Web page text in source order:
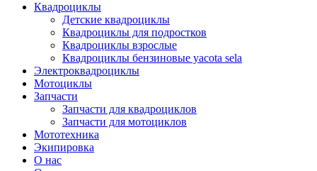
Квадроциклы
Детские квадроциклы
Квадроциклы для подростков
Квадроциклы взрослые
Квадроциклы бензиновые yacota sela
Электроквадроциклы
Мотоциклы
Запчасти
Запчасти для квадроциклов
Запчасти для мотоциклов
Мототехника
Экипировка
О нас